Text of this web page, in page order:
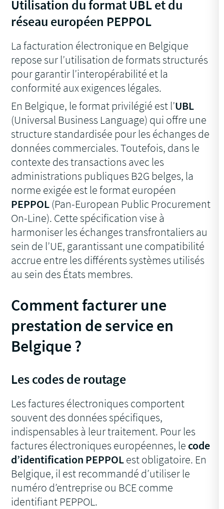
Utilisation du format UBL et du
réseau européen PEPPOL
La facturation électronique en Belgique
repose sur l’utilisation de formats structurés
pour garantir l’interopérabilité et la
conformité aux exigences légales.
En Belgique, le format privilégié est l’UBL
(Universal Business Language) qui offre une
structure standardisée pour les échanges de
données commerciales. Toutefois, dans le
contexte des transactions avec les
administrations publiques B2G belges, la
norme exigée est le format européen
PEPPOL (Pan-European Public Procurement
On-Line). Cette spécification vise à
harmoniser les échanges transfrontaliers au
sein de l’UE, garantissant une compatibilité
accrue entre les différents systèmes utilisés
au sein des États membres.
Comment facturer une
prestation de service en
Belgique ?
Les codes de routage
Les factures électroniques comportent
souvent des données spécifiques,
indispensables à leur traitement. Pour les
factures électroniques européennes, le code
d’identification PEPPOLest obligatoire. En
Belgique, il est recommandé d’utiliser le
numéro d’entreprise ou BCE comme
identifiant PEPPOL.